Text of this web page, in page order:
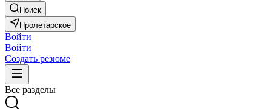
Поиск
Пролетарское
Войти
Войти
Создать резюме
Все разделы